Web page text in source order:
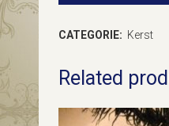
of
reflexbal
CATEGORIE: Kerst
Related